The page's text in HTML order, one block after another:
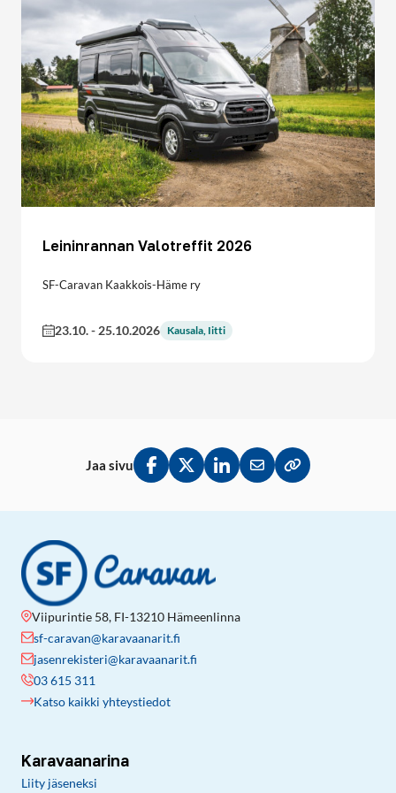
Leininrannan Valotreffit 2026
SF-Caravan Kaakkois-Häme ry
23.10.- 25.10.2026 Kausala, Iitti
Jaa sivu
Jaa Facebookissa
Jaa Twitterissä
Jaa LinkedInissä
Jaa sähköpostitse
Kopioi linkki
Viipurintie 58, FI-13210 Hämeenlinna
sf-caravan@karavaanarit.fi
jasenrekisteri@karavaanarit.fi
03 615 311
Katso kaikki yhteystiedot
Karavaanarina
Liity jäseneksi